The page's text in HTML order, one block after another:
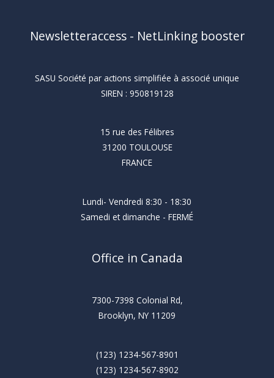
Newsletteraccess - NetLinking booster
SASU Société par actions simplifiée à associé unique
SIREN : 950819128
15 rue des Félibres
31200 TOULOUSE
FRANCE
Lundi- Vendredi 8:30 - 18:30
Samedi et dimanche - FERMÉ
Office in Canada
7300-7398 Colonial Rd,
Brooklyn, NY 11209
(123) 1234-567-8901
(123) 1234-567-8902